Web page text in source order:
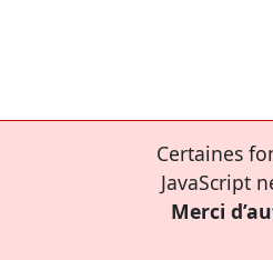
Certaines
JavaScript
Merci